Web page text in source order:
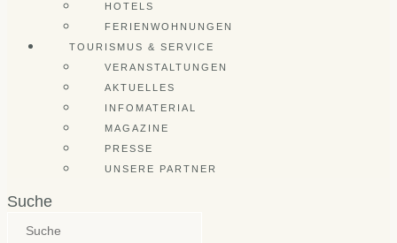
HOTELS
FERIENWOHNUNGEN
TOURISMUS & SERVICE
VERANSTALTUNGEN
AKTUELLES
INFOMATERIAL
MAGAZINE
PRESSE
UNSERE PARTNER
Suche